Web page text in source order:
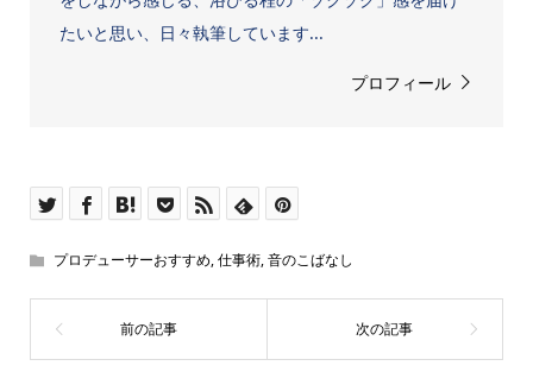
たいと思い、日々執筆しています...
プロフィール
プロデューサーおすすめ,仕事術,音のこばなし